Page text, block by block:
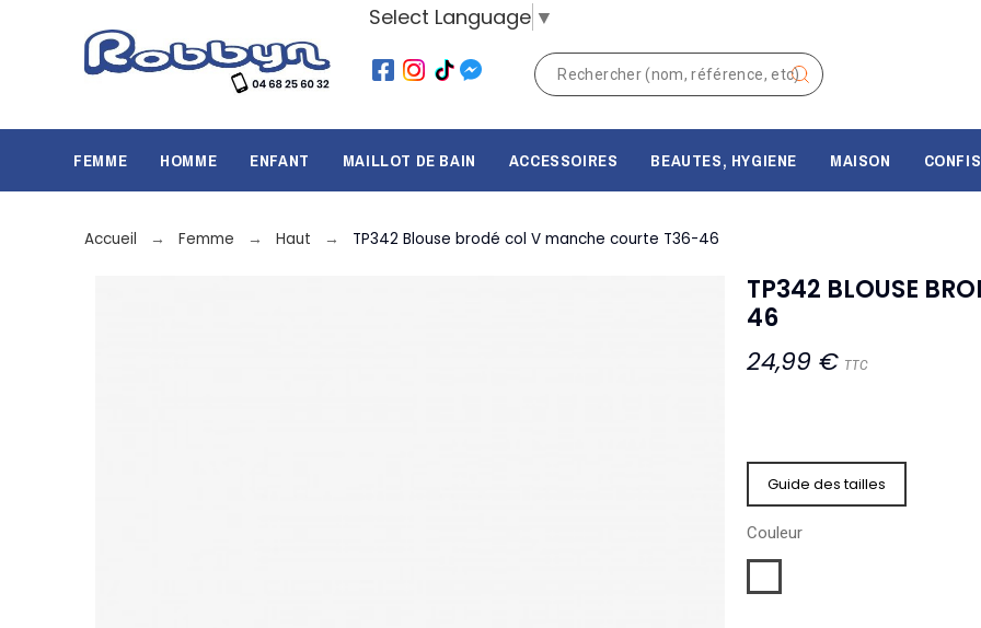
Select Language ▼
FEMME HOMME ENFANT MAILLOT DE BAIN ACCESSOIRES BEAUTES, HYGIENE MAISON
Accueil Femme Haut TP342 Blouse brodé col V manche courte T36-46
TP342 BLOUSE
46
24,99 € TTC
Guide des tailles
Couleur